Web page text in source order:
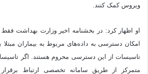
ویروس کمک کنند.
او اظهار کرد: در بخشنامه اخیر وزارت بهداشت
امکان دسترسی به داده‌های مربوط به بیماران مبتلا
تاسیسات از این دسترسی محروم هستند. اگر
متمرکز از طریق سامانه تخصصی ارتباط